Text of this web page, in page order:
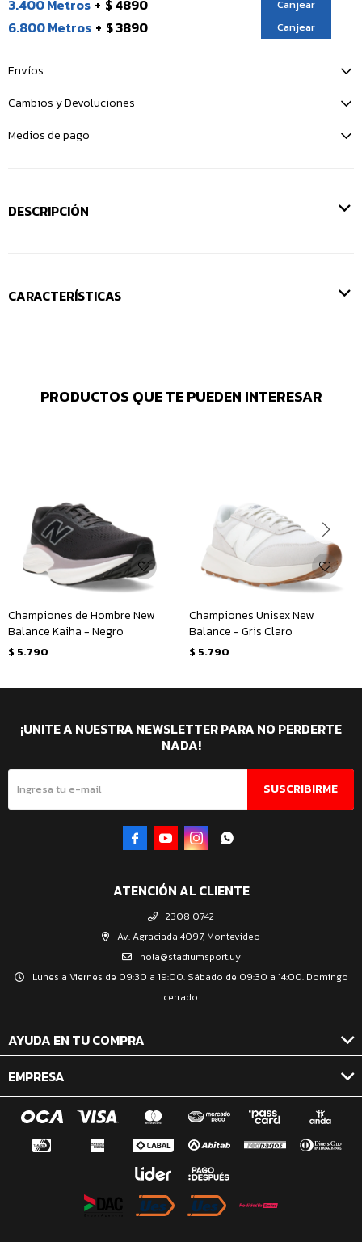
3.400 Metros $ 4890 Canjear
6.800 Metros $ 3890 Canjear
Envíos
Cambios y Devoluciones
Medios de pago
DESCRIPCIÓN
CARACTERÍSTICAS
PRODUCTOS QUE TE PUEDEN INTERESAR
Championes de Hombre New
Balance Kaiha - Negro
$ 5.790
Championes Unisex New
Balance - Gris Claro
$ 5.790
ATENCIÓN AL CLIENTE
2308 0742
Av. Agraciada 4097, Montevideo
hola@stadiumsport.uy
Lunes a Viernes de 09:30 a 19:00. Sábado de 09:30 a 14:00. Domingo
cerrado.
AYUDA EN TU COMPRA
EMPRESA
¡UNITE A NUESTRA NEWSLETTER PARA NO PERDERTE
NADA!
SUSCRIBIRME
   